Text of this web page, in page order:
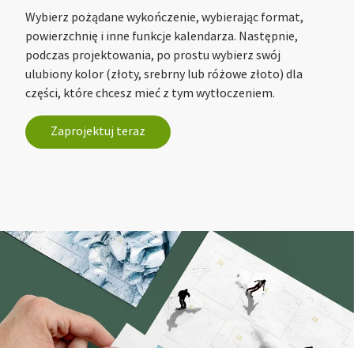
Wybierz pożądane wykończenie, wybierając format,
powierzchnię i inne funkcje kalendarza. Następnie,
podczas projektowania, po prostu wybierz swój
ulubiony kolor (złoty, srebrny lub różowe złoto) dla
części, które chcesz mieć z tym wytłoczeniem.
Zaprojektuj teraz